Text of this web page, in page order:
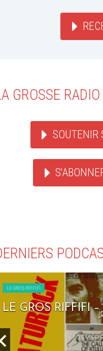
GROSSE RADIO
SOUTENIR
LE GROS RIFFIFI
LE GROS RIFFIFI